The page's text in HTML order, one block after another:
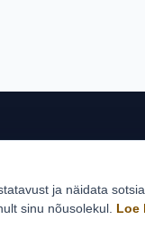
Estlive
ja näidata
sinu nõusolekul. Loe